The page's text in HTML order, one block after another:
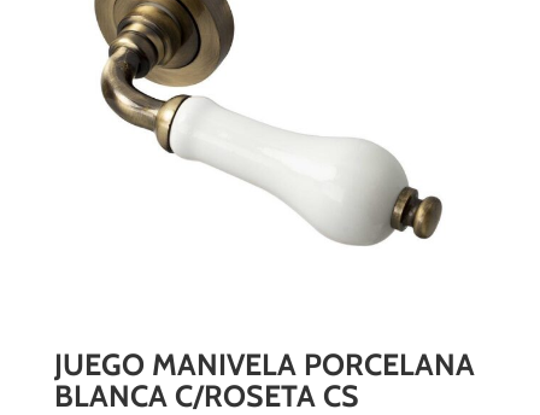
JUEGO MANIVELA PORCELANA
BLANCA C/ROSETA CS